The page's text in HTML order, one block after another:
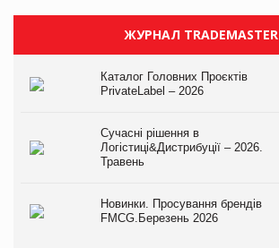
ЖУРНАЛ TRADEMASTER
Каталог Головних Проєктів
PrivateLabel – 2026
Сучасні рішення в
Логістиці&Дистрибуції – 2026.
Травень
Новинки. Просування брендів
FMCG.Березень 2026